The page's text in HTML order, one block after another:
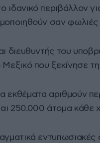
ιδανικό περιβάλλον
σαν
διευθυντής του
που ξεκίνησε
εκθέματα αριθμούν
250.000 άτομα κάθε